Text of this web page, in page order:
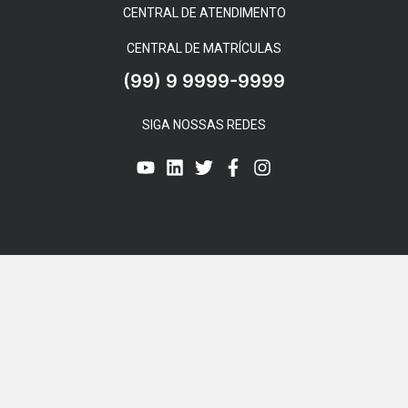
CENTRAL DE ATENDIMENTO
CENTRAL DE MATRÍCULAS
(99) 9 9999-9999
SIGA NOSSAS REDES